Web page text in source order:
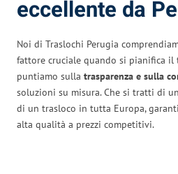
eccellente da
Noi di Traslochi Perugia
fattore cruciale quando si pianifica il
puntiamo sulla trasparenza e sulla
soluzioni su misura. Che si tratti di
di un trasloco in tutta Europa,
alta qualità a prezzi competitivi.